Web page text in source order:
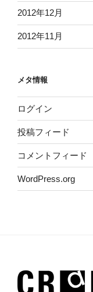
2012年12月
2012年11月
メタ情報
ログイン
投稿フィード
コメントフィード
WordPress.org